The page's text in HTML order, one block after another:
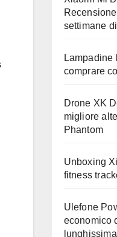
settimane
Lampadine
comprare
Drone XK
migliore
Phantom
Unboxing
fitness
Ulefone
economico